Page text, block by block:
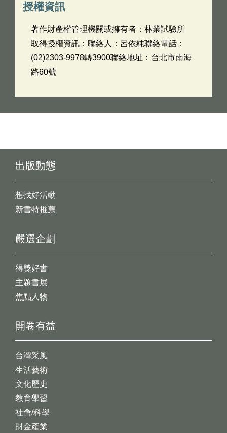
授權資訊
著作財產權管理機關或擁有者：林業試驗所
取得授權資訊：聯絡人：呂依純聯絡電話：
(02)2303-9978轉3900聯絡地址：台北市南海
路60號
出版動態
想找好活動
新書特推薦
開卷有益
台灣采風
生活藝術
文化歷史
教育學習
社會/科學
財金產業
嚴選企劃
得獎好書
主題書展
焦點人物